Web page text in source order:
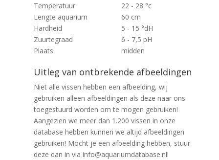
Temperatuur
22 - 28 °c
Lengte aquarium
60 cm
Hardheid
5 - 15 °dH
Zuurtegraad
6 - 7,5 pH
Plaats
midden
Uitleg van ontbrekende afbeeldingen
Niet alle vissen hebben een afbeelding, wij
gebruiken alleen afbeeldingen als deze naar ons
toegestuurd worden om te mogen gebruiken!
Aangezien we meer dan 1.200 vissen in onze
database hebben kunnen we altijd afbeeldingen
gebruiken! Mocht je een afbeelding hebben, stuur
deze dan in via info@aquariumdatabase.nl!